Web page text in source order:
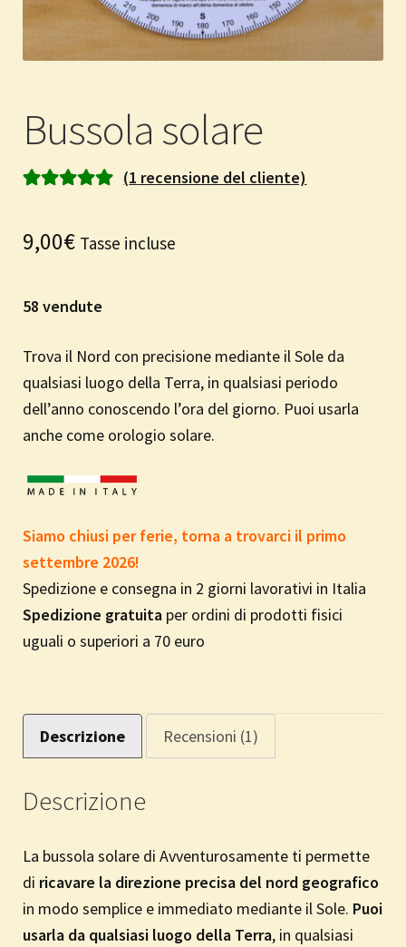
Bussola solare
direcensioni
(1 recensione del cliente)
9,00€ Tasse incluse
58 vendute
Trova il Nord con precisione mediante il Sole da
qualsiasi luogo della Terra, in qualsiasi periodo
dell’anno conoscendo l’ora del giorno. Puoi usarla
anche come orologio solare.
Siamo chiusi per ferie, torna a trovarci il primo
settembre 2026!
Spedizione e consegna in 2 giorni lavorativi in Italia
Spedizione gratuita per ordini di prodotti fisici
uguali o superiori a 70 euro
Descrizione Recensioni (1)
Descrizione
La bussola solare di Avventurosamente ti permette
di ricavare la direzione precisa del nord geografico
in modo semplice e immediato mediante il Sole. Puoi
usarla da qualsiasi luogo della Terra, in qualsiasi